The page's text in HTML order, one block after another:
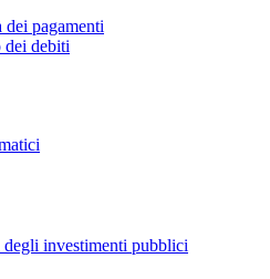
pagamenti
dei debiti
investimenti pubblici